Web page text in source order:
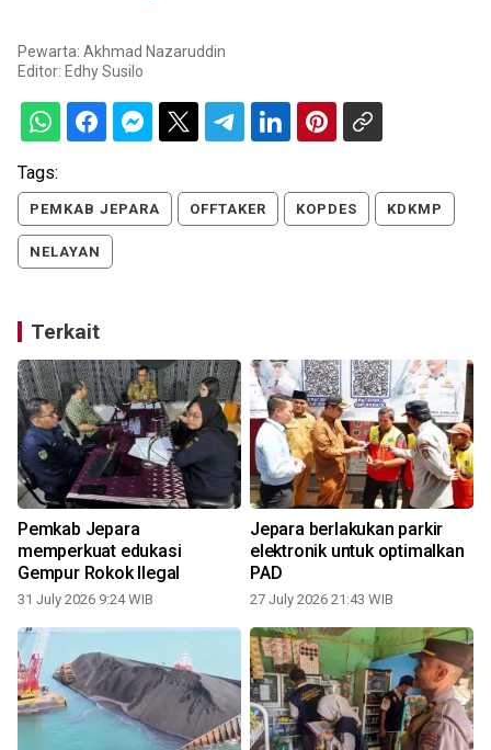
Pewarta: Akhmad Nazaruddin
Editor: Edhy Susilo
Tags:
PEMKAB JEPARA OFFTAKER KOPDES KDKMP
NELAYAN
Terkait
Pemkab Jepara
memperkuat edukasi
Gempur Rokok Ilegal
31 July 2026 9:24 WIB
Jepara berlakukan parkir
elektronik untuk optimalkan
PAD
27 July 2026 21:43 WIB